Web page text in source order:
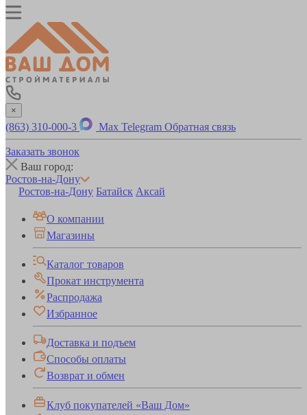
×
(863) 310-000-3 Max Telegram Обратная связь
Заказать звонок
Ваш город:
Ростов-на-Дону
Ростов-на-Дону Батайск Аксай
О компании
Магазины
Каталог товаров
Прокат инструмента
Распродажа
Избранное
Доставка и подъем
Способы оплаты
Возврат и обмен
Клуб покупателей «Ваш Дом»